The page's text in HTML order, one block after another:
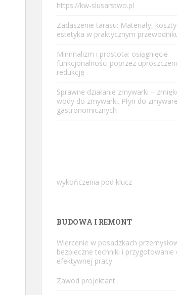
https://kw-slusarstwo.pl
Zadaszenie tarasu: Materiały,
estetyka w praktycznym
Minimalizm i prostota: osiągnięcie
funkcjonalności poprzez
redukcję
Sprawne działanie zmywarki –
wody do zmywarki. Płyn do
gastronomicznych
wykończenia pod klucz
BUDOWA I REMONT
Wiercenie w posadzkach
bezpieczne techniki i przygotowanie
efektywnej pracy
Zawod projektant